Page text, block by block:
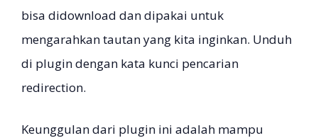
bisa didownload dan dipakai untuk
mengarahkan tautan yang kita inginkan. Unduh
di plugin dengan kata kunci pencarian
redirection.
Keunggulan dari plugin ini adalah mampu